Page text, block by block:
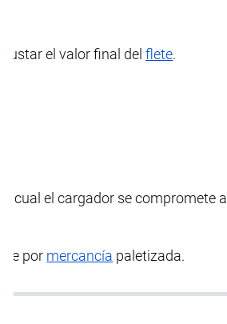
el valor final delflete.
cual el cargador se compromete a
por mercancía paletizada.